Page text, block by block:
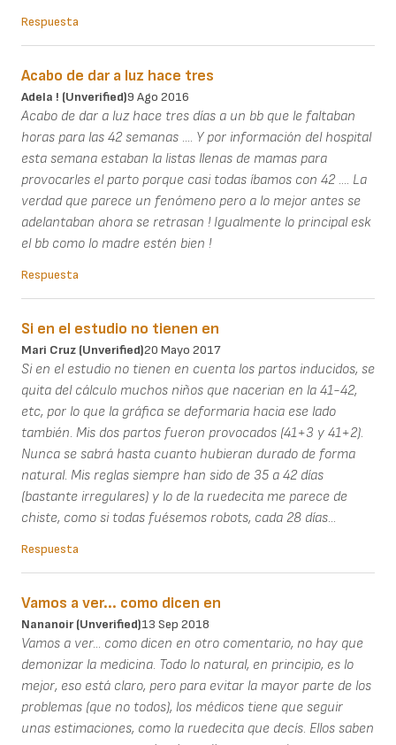
Respuesta
Acabo de dar a luz hace tres
Adela ! (unverified)9 Ago 2016
Acabo de dar a luz hace tres días a un bb que le faltaban
horas para las 42 semanas .... Y por información del hospital
esta semana estaban la listas llenas de mamas para
provocarles el parto porque casi todas íbamos con 42 .... La
verdad que parece un fenómeno pero a lo mejor antes se
adelantaban ahora se retrasan ! Igualmente lo principal esk
el bb como lo madre estén bien !
Respuesta
Si en el estudio no tienen en
Mari Cruz (unverified)20 Mayo 2017
Si en el estudio no tienen en cuenta los partos inducidos, se
quita del cálculo muchos niños que nacerian en la 41-42,
etc, por lo que la gráfica se deformaria hacia ese lado
también. Mis dos partos fueron provocados (41+3 y 41+2).
Nunca se sabrá hasta cuanto hubieran durado de forma
natural. Mis reglas siempre han sido de 35 a 42 días
(bastante irregulares) y lo de la ruedecita me parece de
chiste, como si todas fuésemos robots, cada 28 días...
Respuesta
Vamos a ver... como dicen en
Nananoir (unverified)13 Sep 2018
Vamos a ver... como dicen en otro comentario, no hay que
demonizar la medicina. Todo lo natural, en principio, es lo
mejor, eso está claro, pero para evitar la mayor parte de los
problemas (que no todos), los médicos tiene que seguir
unas estimaciones, como la ruedecita que decís. Ellos saben